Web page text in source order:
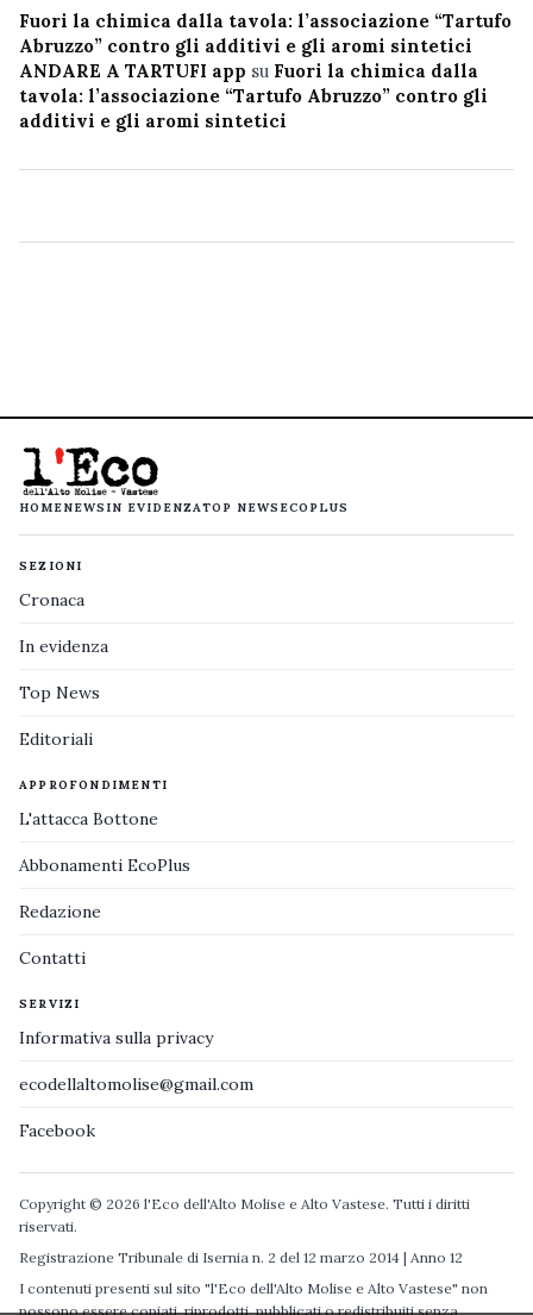
Fuori la chimica dalla tavola: l’associazione “Tartufo
Abruzzo” contro gli additivi e gli aromi sintetici
ANDARE A TARTUFI app su Fuori la chimica dalla
tavola: l’associazione “Tartufo Abruzzo” contro gli
additivi e gli aromi sintetici
HOMENEWS IN EVIDENZATOP NEWS ECOPLUS
SEZIONI
Cronaca
In evidenza
Top News
Editoriali
APPROFONDIMENTI
L'attacca Bottone
Abbonamenti EcoPlus
Redazione
Contatti
SERVIZI
Informativa sulla privacy
ecodellaltomolise@gmail.com
Facebook
Copyright © 2026 l'Eco dell'Alto Molise e Alto Vastese. Tutti i diritti
riservati.
Registrazione Tribunale di Isernia n. 2 del 12 marzo 2014 | Anno 12
I contenuti presenti sul sito "l'Eco dell'Alto Molise e Alto Vastese" non
possono essere copiati, riprodotti, pubblicati o redistribuiti senza